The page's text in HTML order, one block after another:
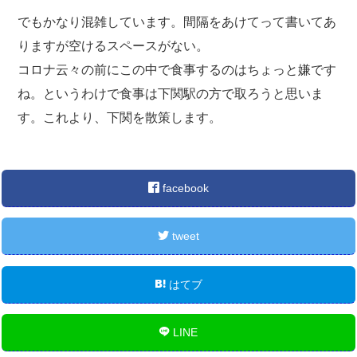
でもかなり混雑しています。間隔をあけてって書いてあ
りますが空けるスペースがない。
コロナ云々の前にこの中で食事するのはちょっと嫌です
ね。というわけで食事は下関駅の方で取ろうと思いま
す。これより、下関を散策します。
facebook
tweet
はてブ
LINE